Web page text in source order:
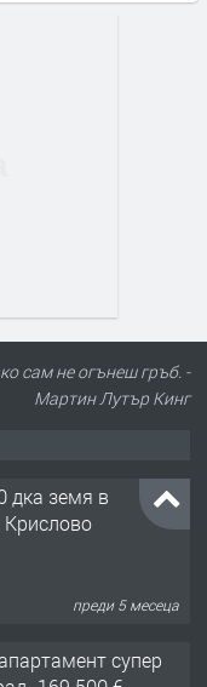
сам не огънеш гръб. -
Мартин Лутър Кинг
дка земя в
преди 5 месеца
супер